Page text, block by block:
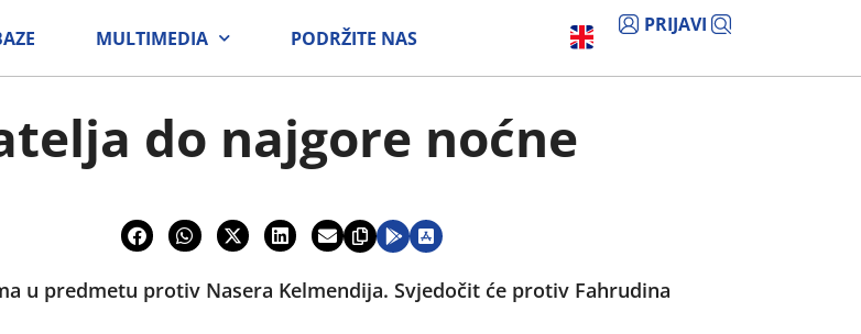
MULTIMEDIA PODRŽITE NAS
PRIJAVI
do najgore noćne
u predmetu protiv Nasera Kelmendija. Svjedočit će protiv Fahrudina